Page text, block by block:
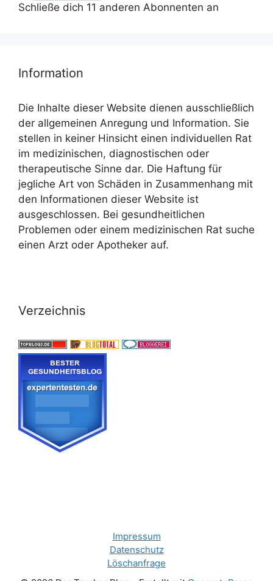
Schließe dich 11 anderen Abonnenten an
Information
Die Inhalte dieser Website dienen ausschließlich
der allgemeinen Anregung und Information. Sie
stellen in keiner Hinsicht einen individuellen Rat
im medizinischen, diagnostischen oder
therapeutische Sinne dar. Die Haftung für
jegliche Art von Schäden in Zusammenhang mit
den Informationen dieser Website ist
ausgeschlossen. Bei gesundheitlichen
Problemen oder einem medizinischen Rat suche
einen Arzt oder Apotheker auf.
Verzeichnis
Impressum
Datenschutz
Löschanfrage